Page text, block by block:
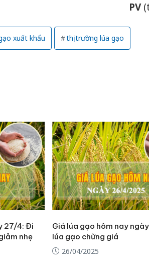
PV
xuất khẩu thị trường lúa gạo
27/4: Đi
nhẹ
Giá lúa gạo hôm nay
lúa gạo chững giá
26/04/2025